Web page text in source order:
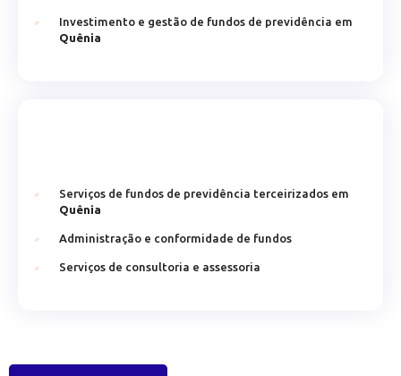
Investimento e gestão de fundos de previdência em
Quênia
Serviços de fundos de previdência terceirizados em
Quênia
Administração e conformidade de fundos
Serviços de consultoria e assessoria